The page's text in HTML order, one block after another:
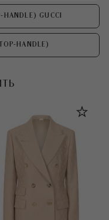
GUCCI
HANDLE)